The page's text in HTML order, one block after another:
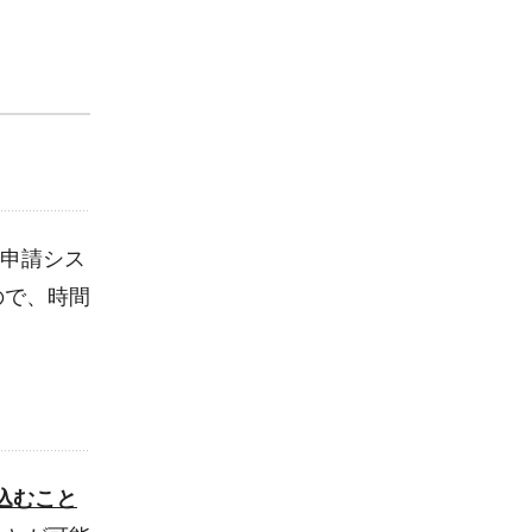
請シス
、時間
むこと